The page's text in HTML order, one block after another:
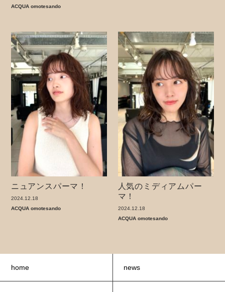
ACQUA omotesando
ニュアンスパーマ！
2024.12.18
ACQUA omotesando
人気のミディアムパー
マ！
2024.12.18
ACQUA omotesando
home news